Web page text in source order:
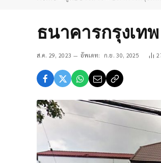
ธนาคารกรุงเท
ส.ค. 29, 2023 อัพเดท: ก.ย. 30, 2025